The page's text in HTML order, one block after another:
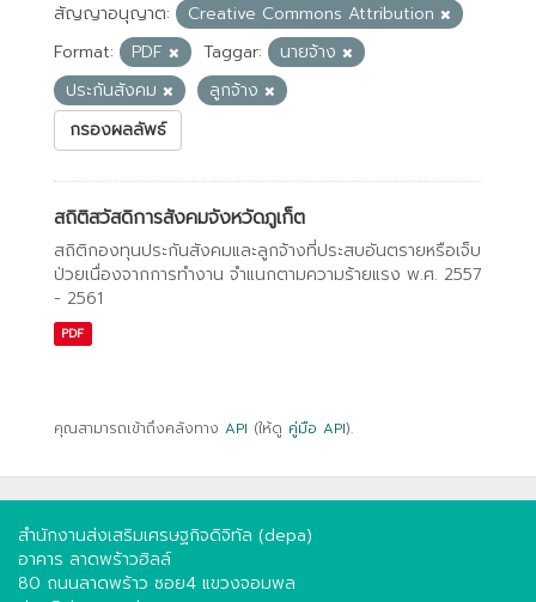
สัญญาอนุญาต:
Creative Commons Attribution
Format:
PDF Taggar:
นายจ้าง
ประกันสังคม
ลูกจ้าง
กรองผลลัพธ์
สถิติสวัสดิการสังคมจังหวัดภูเก็ต
สถิติกองทุนประกันสังคมและลูกจ้างที่ประสบอันตรายหรือเจ็บ
ป่วยเนื่องจากการทํางาน จําแนกตามความร้ายแรง พ.ศ. 2557
- 2561
PDF
คุณสามารถเข้าถึงคลังทาง API (ให้ดู คู่มือ API).
สำนักงานส่งเสริมเศรษฐกิจดิจิทัล (depa)
อาคาร ลาดพร้าวฮิลล์
80 ถนนลาดพร้าว ซอย4 แขวงจอมพล